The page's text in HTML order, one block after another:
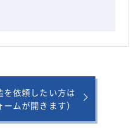
を依頼したい方は
ームが開きます）